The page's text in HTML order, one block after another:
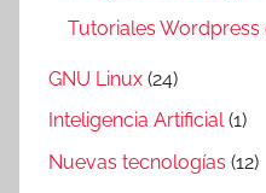
Tutoriales Wordpress
GNU Linux (24)
Inteligencia Artificial(1)
Nuevas tecnologías (12)